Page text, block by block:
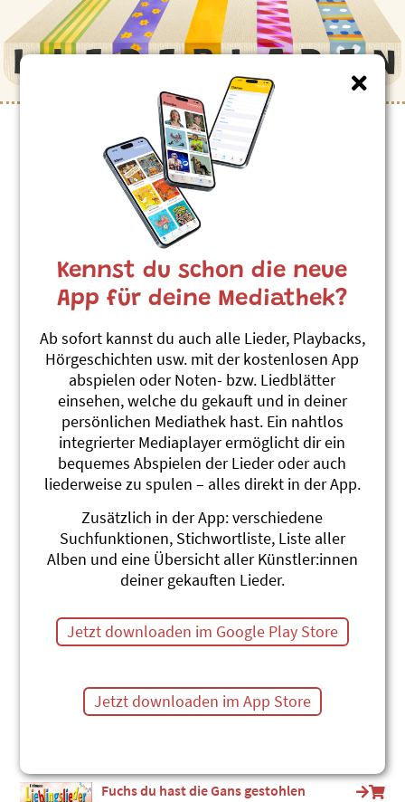
Kinderlieder zum Thema
”Fuchs”
Der Fuchs im Hüenerstall
Linard Bardill
Us em Rucksack vom Andri
#Fuchs #Hühner
Fuchs
Roland Zoss
Jimmy Flitz Hits 2
#Blind sein #Mobbing #Mut #Fuchs
Fuchs, du hast die Gans gestohlen
Toby Frey
Sing Song 1 (2024)
#Fuchs #Bauernhof
Es fuchst de Fuchs
Andrew Bond
Machs wie de Dachs
#Fuchs #Luchs #Streit #Teilen
Roland Zoss
Xenegugeli-ABC Español
Fuchs
Andrew Bond
Fuchs du hast die Gans gestohlen
Kennst du schon die neue
App für deine Mediathek?
Ab sofort kannst du auch alle Lieder, Playbacks,
Hörgeschichten usw. mit der kostenlosen App
abspielen oder Noten- bzw. Liedblätter
einsehen, welche du gekauft und in deiner
persönlichen Mediathek hast. Ein nahtlos
integrierter Mediaplayer ermöglicht dir ein
bequemes Abspielen der Lieder oder auch
liederweise zu spulen – alles direkt in der App.
Zusätzlich in der App: verschiedene
Suchfunktionen, Stichwortliste, Liste aller
Alben und eine Übersicht aller Künstler:innen
deiner gekauften Lieder.
Jetzt downloaden im Google Play Store
Jetzt downloaden im App Store